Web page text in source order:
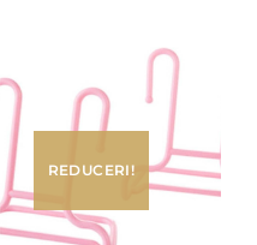
REDUCERI!